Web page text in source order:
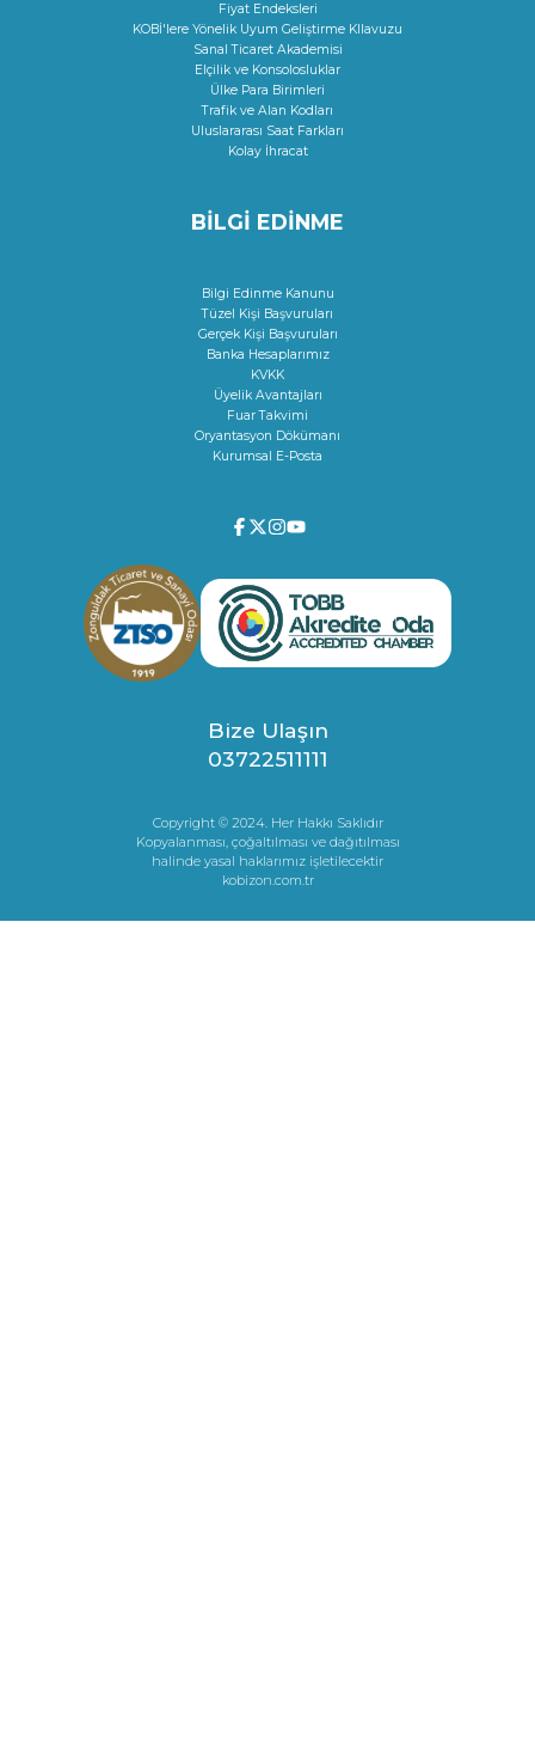
Fiyat Endeksleri
KOBİ'lere Yönelik Uyum Geliştirme KIlavuzu
Sanal Ticaret Akademisi
Elçilik ve Konsolosluklar
Ülke Para Birimleri
Trafik ve Alan Kodları
Uluslararası Saat Farkları
Kolay İhracat
BİLGİ EDİNME
Bilgi Edinme Kanunu
Tüzel Kişi Başvuruları
Gerçek Kişi Başvuruları
Banka Hesaplarımız
KVKK
Üyelik Avantajları
Fuar Takvimi
Oryantasyon Dökümanı
Kurumsal E-Posta
Bize Ulaşın
03722511111
Copyright © 2024. Her Hakkı Saklıdır
Kopyalanması, çoğaltılması ve dağıtılması
halinde yasal haklarımız işletilecektir
kobizon.com.tr